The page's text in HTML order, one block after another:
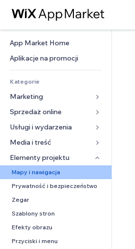
App Market Home
Aplikacje na promocji
Kategorie
Marketing
Reklamy
Smartfon
Analityka
SEO
Zaangażowanie
Sprzedaż online
Aplikacje do sklepów
Wysyłka i dostawa
Przyciski sprzedaży
Zajęcia on-line
Druk na żądanie
magazynowania
Dropshipping
Usługi i wydarzenia
Hotele
Wydarzenia
Restauracje
Nieruchomości
Rezerwacje
Media i treść
Galeria
Muzyka
Podkasty
Fotografia
Film
PDF
Udostępnianie plików
Elementy projektu
Mapy i nawigacja
Prywatność i bezpieczeństwo
Zegar
Szablony stron
Efekty obrazu
Przyciski i menu